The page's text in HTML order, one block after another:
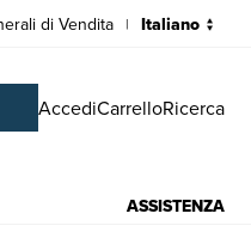
di Vendita |
AccediCarrelloRicerca
ASSISTENZA